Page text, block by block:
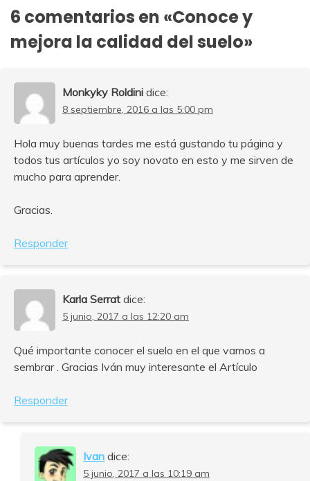
6 comentarios en «Conoce y
mejora la calidad del suelo»
Monkyky Roldini dice:
8 septiembre, 2016 a las 5:00 pm
Hola muy buenas tardes me está gustando tu página y
todos tus artículos yo soy novato en esto y me sirven de
mucho para aprender.
Gracias.
Responder
Karla Serrat dice:
5 junio, 2017 a las 12:20 am
Qué importante conocer el suelo en el que vamos a
sembrar . Gracias Iván muy interesante el Artículo
Responder
Ivan dice:
5 junio, 2017 a las 10:19 am